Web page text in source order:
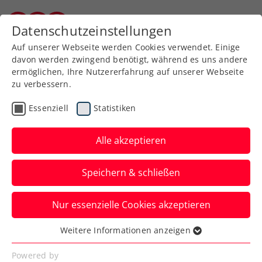
Zurück zur Newsübersicht
Turniere
Freitag sorgt auf Tennis
Europe Junior Tour
weiterhin für Furore
Nach starken Erfolgen in Polen ist das
ÖTV-Talent neue Nummer eins von
Österreich in Europas U14-Rangliste.
Verfasst von: Manuel Wachta, 09.06.2024
Datenschutzeinstellungen
Auf unserer Webseite werden Cookies verwendet. Einige
davon werden zwingend benötigt, während es uns andere
ermöglichen, Ihre Nutzererfahrung auf unserer Webseite
zu verbessern.
Essenziell Statistiken
Alle akzeptieren
Speichern & schließen
Nur essenzielle Cookies akzeptieren
Essenziell
Essenzielle Cookies werden für grundlegende
Weitere Informationen anzeigen
Powered by